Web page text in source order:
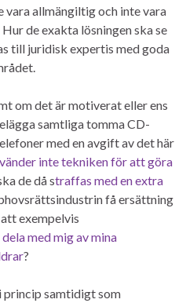
vara allmängiltig och inte vara
de exakta lösningen ska se
till juridisk expertis med goda
om det är motiverat eller ens
samtliga tomma CD-
med en avgift av det här
inte tekniken för att göra
de då straffas med en extra
få ersättning
exempelvis
dela med mig av mina
?
princip samtidigt som